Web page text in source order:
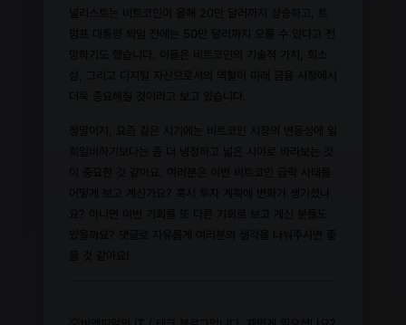
널리스트는 비트코인이 올해 20만 달러까지 상승하고, 트